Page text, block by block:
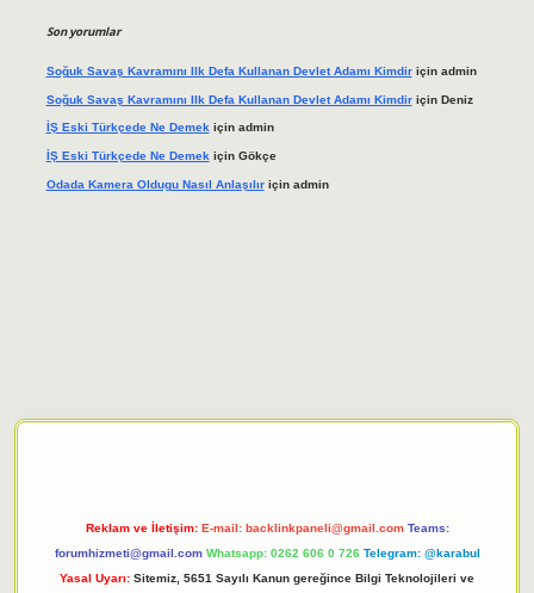
Son yorumlar
Soğuk Savaş Kavramını Ilk Defa Kullanan Devlet Adamı Kimdiriçin admin
Soğuk Savaş Kavramını Ilk Defa Kullanan Devlet Adamı Kimdiriçin Deniz
İŞ Eski Türkçede Ne Demekiçin admin
İŞ Eski Türkçede Ne Demek için Gökçe
Odada Kamera Oldugu Nasıl Anlaşılıriçin admin
Reklam ve İletişim: E-mail: backlinkpaneli@gmail.com Teams:
forumhizmeti@gmail.com Whatsapp: 0262 606 0 726 Telegram: @karabul
Yasal Uyarı: Sitemiz, 5651 Sayılı Kanun gereğince Bilgi Teknolojileri ve